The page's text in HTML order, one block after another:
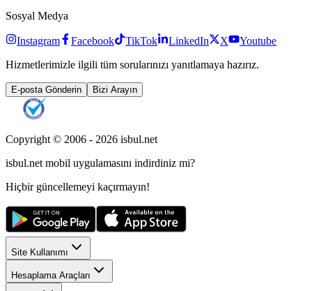
Sosyal Medya
Instagram Facebook TikTok LinkedIn X
Youtube
Hizmetlerimizle ilgili tüm sorularınızı yanıtlamaya hazırız.
E-posta Gönderin Bizi Arayın
Copyright © 2006 - 2026 isbul.net
isbul.net mobil uygulamasını indirdiniz mi?
Hiçbir güncellemeyi kaçırmayın!
Site Kullanımı
Hesaplama Araçları